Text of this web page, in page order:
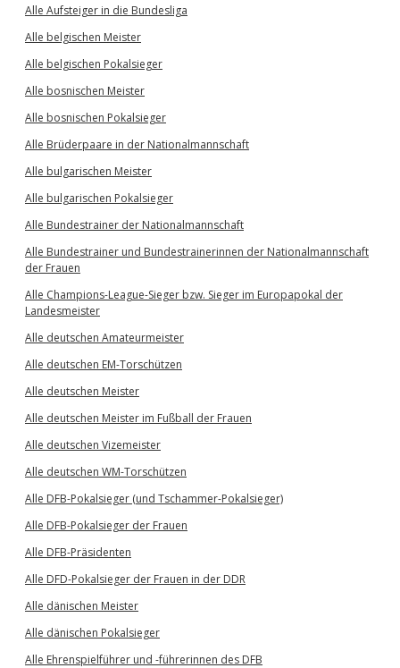
Alle Aufsteiger in die Bundesliga
Alle belgischen Meister
Alle belgischen Pokalsieger
Alle bosnischen Meister
Alle bosnischen Pokalsieger
Alle Brüderpaare in der Nationalmannschaft
Alle bulgarischen Meister
Alle bulgarischen Pokalsieger
Alle Bundestrainer der Nationalmannschaft
Alle Bundestrainer und Bundestrainerinnen der Nationalmannschaft
der Frauen
Alle Champions-League-Sieger bzw. Sieger im Europapokal der
Landesmeister
Alle deutschen Amateurmeister
Alle deutschen EM-Torschützen
Alle deutschen Meister
Alle deutschen Meister im Fußball der Frauen
Alle deutschen Vizemeister
Alle deutschen WM-Torschützen
Alle DFB-Pokalsieger (und Tschammer-Pokalsieger)
Alle DFB-Pokalsieger der Frauen
Alle DFB-Präsidenten
Alle DFD-Pokalsieger der Frauen in der DDR
Alle dänischen Meister
Alle dänischen Pokalsieger
Alle Ehrenspielführer und -führerinnen des DFB